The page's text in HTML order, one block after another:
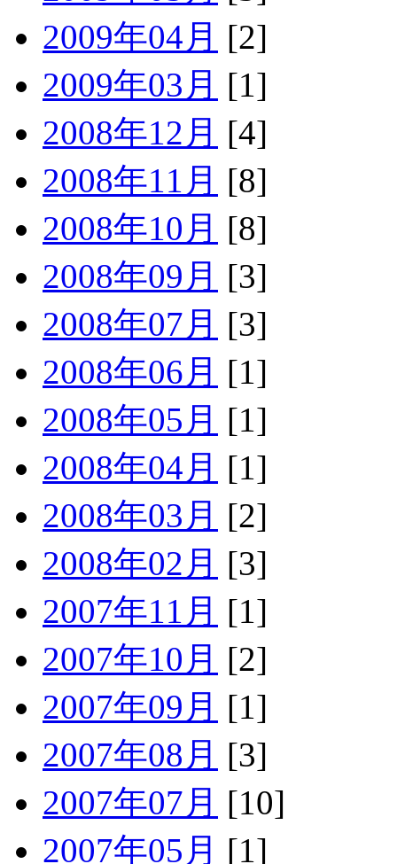
2009年04月 [2]
2009年03月 [1]
2008年12月 [4]
2008年11月 [8]
2008年10月 [8]
2008年09月 [3]
2008年07月 [3]
2008年06月 [1]
2008年05月 [1]
2008年04月 [1]
2008年03月 [2]
2008年02月 [3]
2007年11月 [1]
2007年10月 [2]
2007年09月 [1]
2007年08月 [3]
2007年07月 [10]
2007年05月 [1]